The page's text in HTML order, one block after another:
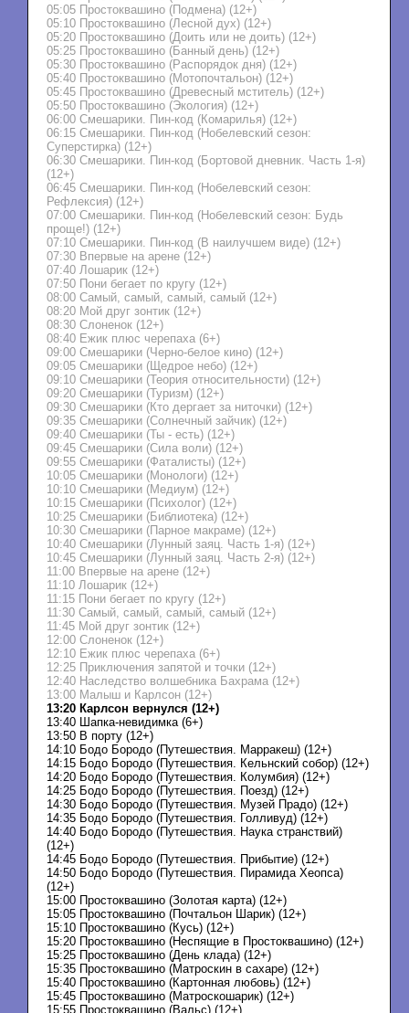
05:05 Простоквашино (Подмена) (12+)
05:10 Простоквашино (Лесной дух) (12+)
05:20 Простоквашино (Доить или не доить) (12+)
05:25 Простоквашино (Банный день) (12+)
05:30 Простоквашино (Распорядок дня) (12+)
05:40 Простоквашино (Мотопочтальон) (12+)
05:45 Простоквашино (Древесный мститель) (12+)
05:50 Простоквашино (Экология) (12+)
06:00 Смешарики. Пин-код (Комарилья) (12+)
06:15 Смешарики. Пин-код (Нобелевский сезон:
Суперстирка) (12+)
06:30 Смешарики. Пин-код (Бортовой дневник. Часть 1-я)
(12+)
06:45 Смешарики. Пин-код (Нобелевский сезон:
Рефлексия) (12+)
07:00 Смешарики. Пин-код (Нобелевский сезон: Будь
проще!) (12+)
07:10 Смешарики. Пин-код (В наилучшем виде) (12+)
07:30 Впервые на арене (12+)
07:40 Лошарик (12+)
07:50 Пони бегает по кругу (12+)
08:00 Самый, самый, самый, самый (12+)
08:20 Мой друг зонтик (12+)
08:30 Слоненок (12+)
08:40 Ежик плюс черепаха (6+)
09:00 Смешарики (Черно-белое кино) (12+)
09:05 Смешарики (Щедрое небо) (12+)
09:10 Смешарики (Теория относительности) (12+)
09:20 Смешарики (Туризм) (12+)
09:30 Смешарики (Кто дергает за ниточки) (12+)
09:35 Смешарики (Солнечный зайчик) (12+)
09:40 Смешарики (Ты - есть) (12+)
09:45 Смешарики (Сила воли) (12+)
09:55 Смешарики (Фаталисты) (12+)
10:05 Смешарики (Монологи) (12+)
10:10 Смешарики (Медиум) (12+)
10:15 Смешарики (Психолог) (12+)
10:25 Смешарики (Библиотека) (12+)
10:30 Смешарики (Парное макраме) (12+)
10:40 Смешарики (Лунный заяц. Часть 1-я) (12+)
10:45 Смешарики (Лунный заяц. Часть 2-я) (12+)
11:00 Впервые на арене (12+)
11:10 Лошарик (12+)
11:15 Пони бегает по кругу (12+)
11:30 Самый, самый, самый, самый (12+)
11:45 Мой друг зонтик (12+)
12:00 Слоненок (12+)
12:10 Ежик плюс черепаха (6+)
12:25 Приключения запятой и точки (12+)
12:40 Наследство волшебника Бахрама (12+)
13:00 Малыш и Карлсон (12+)
13:20 Карлсон вернулся (12+)
13:40 Шапка-невидимка (6+)
13:50 В порту (12+)
14:10 Бодо Бородо (Путешествия. Марракеш) (12+)
14:15 Бодо Бородо (Путешествия. Кельнский собор) (12+)
14:20 Бодо Бородо (Путешествия. Колумбия) (12+)
14:25 Бодо Бородо (Путешествия. Поезд) (12+)
14:30 Бодо Бородо (Путешествия. Музей Прадо) (12+)
14:35 Бодо Бородо (Путешествия. Голливуд) (12+)
14:40 Бодо Бородо (Путешествия. Наука странствий)
(12+)
14:45 Бодо Бородо (Путешествия. Прибытие) (12+)
14:50 Бодо Бородо (Путешествия. Пирамида Хеопса)
(12+)
15:00 Простоквашино (Золотая карта) (12+)
15:05 Простоквашино (Почтальон Шарик) (12+)
15:10 Простоквашино (Кусь) (12+)
15:20 Простоквашино (Неспящие в Простоквашино) (12+)
15:25 Простоквашино (День клада) (12+)
15:35 Простоквашино (Матроскин в сахаре) (12+)
15:40 Простоквашино (Картонная любовь) (12+)
15:45 Простоквашино (Матроскошарик) (12+)
15:55 Простоквашино (Вальс) (12+)